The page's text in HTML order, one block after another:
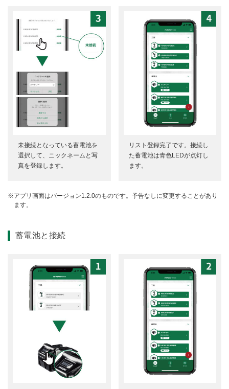
未接続となっている蓄電池を
選択して、ニックネームと写
真を登録します。
リスト登録完了です。接続し
た蓄電池は青色LEDが点灯し
ます。
アプリ画面はバージョン1.2.0のものです。予告なしに変更することがあり
ます。
蓄電池と接続